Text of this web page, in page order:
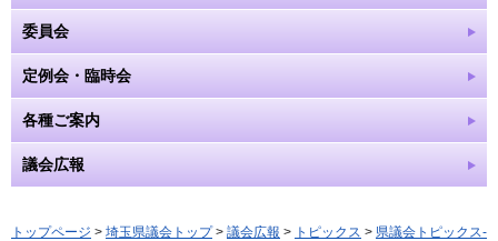
委員会
定例会・臨時会
各種ご案内
議会広報
トップページ > 埼玉県議会トップ> 議会広報 > トピックス > 県議会トピックス-